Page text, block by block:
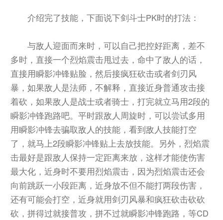
介绍完了技能，下面说下剑斗士PK时的打法：
与敌人迎面而来时，可以自己把控好距离，差不
多时，直接一个烈焰震击甩过去，命中了敌人的话，
直接用瞬影冲锋贴脸，然后接疯狂砍击或者剑刃风
暴，如果敌人是法师，不解释，直接近身普通攻击接
着砍，如果敌人是战士或者骑士，打完就立马用2段的
瞬影冲锋跑路吧。平时跟敌人周旋时，可以尝试多用
用瞬影冲锋去骗取敌人的技能，看到敌人技能打空
了，就马上2段瞬影冲锋贴上去放技能。另外，烈焰震
击最好是跟敌人保持一定距离来放，这样才能使伤害
最大化，近身时不要用烈焰震击，因为烈焰震击还会
向前跳跃一小段距离，近身放不但不能打两段伤害，
还有可能会打空，近身就用剑刃风暴和疯狂砍击砍砍
砍，拼得过就接普攻，拼不过就瞬影冲锋跑路，等CD